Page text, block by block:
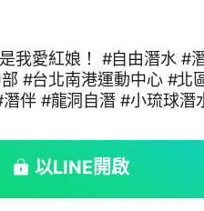
我愛紅娘！ #自由潛水 #
南港運動中心 #北區運動
以LINE開啟